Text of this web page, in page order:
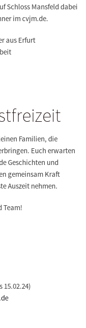
Schloss Mansfeld dabei
im cvjm.de.
aus Erfurt
Familien, die
Euch erwarten
Geschichten und
gemeinsam Kraft
Auszeit nehmen.
Team!
15.02.24)